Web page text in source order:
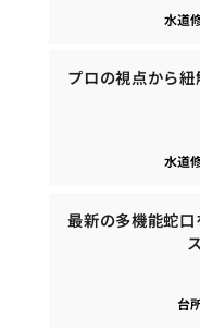
水道
プロの視点から
水道
最新の多機能蛇
台